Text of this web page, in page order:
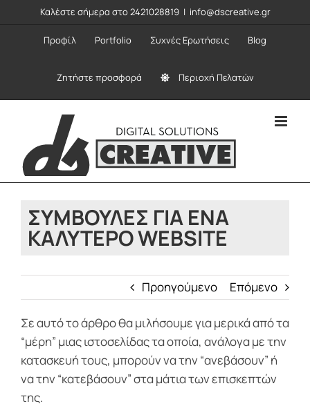
Μετάβαση
περιεχόμενο
Καλέστε σήμερα στο 2421028819 | info@dscreative.gr
Προφίλ Portfolio Συχνές Ερωτήσεις Blog
Ζητήστε προσφορά Περιοχή Πελατών
ΣΥΜΒΟΥΛΈΣ ΓΙΑ ΈΝΑ
ΚΑΛΎΤΕΡΟ WEBSITE
Προηγούμενο Επόμενο
Σε αυτό το άρθρο θα μιλήσουμε για μερικά από τα
“μέρη” μιας ιστοσελίδας τα οποία, ανάλογα με την
κατασκευή τους, μπορούν να την “ανεβάσουν” ή
να την “κατεβάσουν” στα μάτια των επισκεπτών
της.